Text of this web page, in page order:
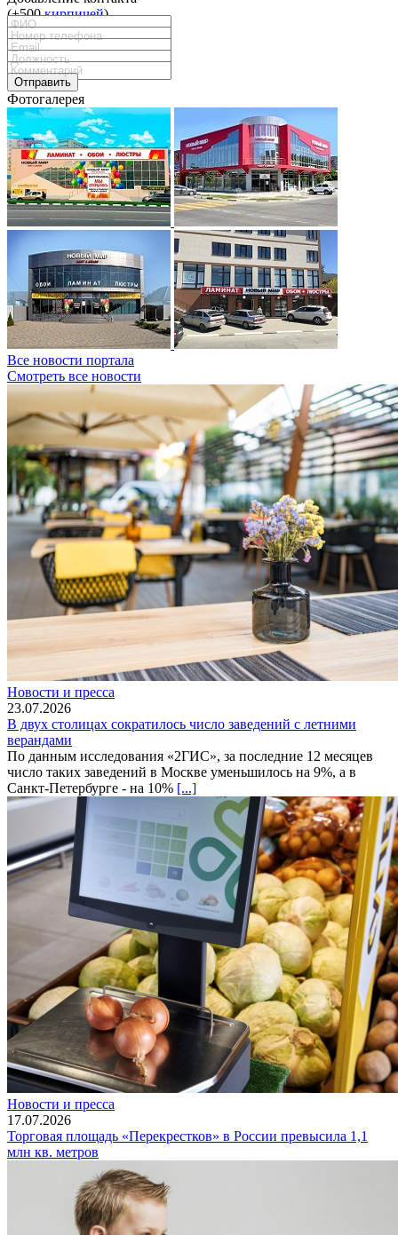
(+500кирпичей)
Отправить
Фотогалерея
Все новости портала
Смотреть все новости
Новости и пресса
23.07.2026
В двух столицах сократилось число заведений с летними
верандами
По данным исследования «2ГИС», за последние 12 месяцев
число таких заведений в Москве уменьшилось на 9%, а в
Санкт-Петербурге - на 10% [...]
Новости и пресса
17.07.2026
Торговая площадь «Перекрестков» в России превысила 1,1
млн кв. метров